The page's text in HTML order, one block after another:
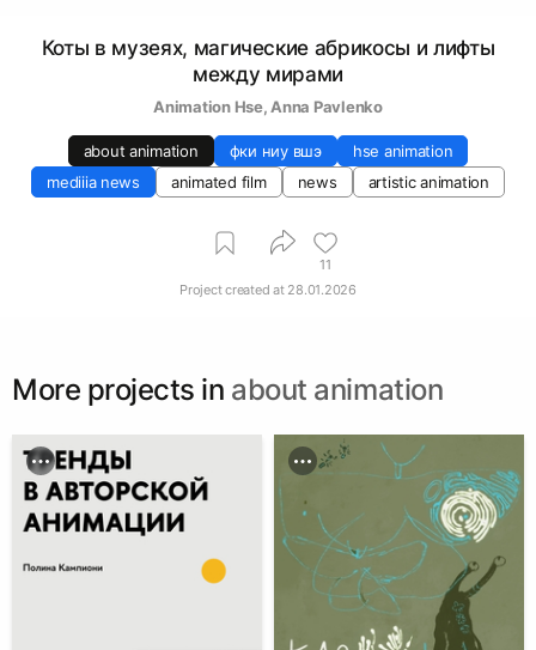
Коты в музеях, магические абрикосы и лифты
между мирами
Animation Hse, Anna Pavlenko
about animation фки ниу вшэ
hse animation
mediiia news
animated film news artistic animation
11
Project created at 28.01.2026
More projects in about animation